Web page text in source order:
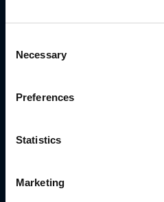
Selection
Necessary
Preferences
Statistics
Marketing
Uzvārds*